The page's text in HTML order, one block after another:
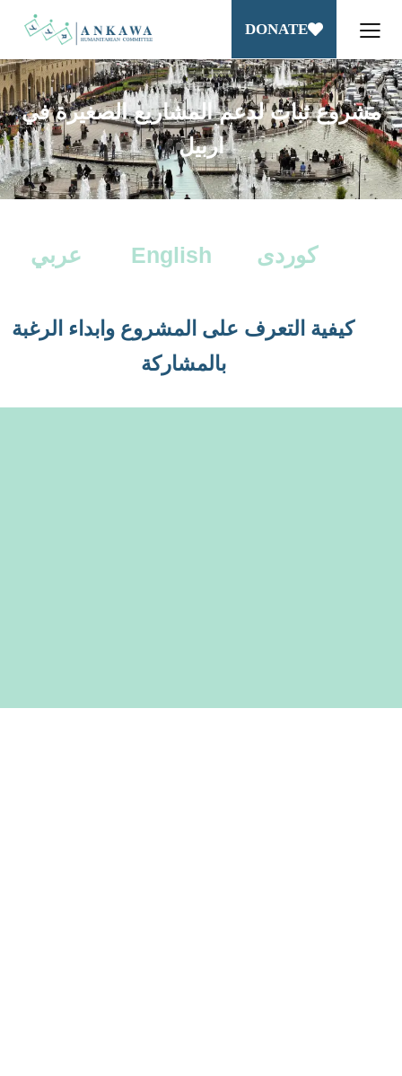
DONATE
مشروع ثبات لدعم المشاريع الصغيرة في
اربيل​
عربي English كوردى
كيفية التعرف على المشروع وابداء الرغبة
بالمشاركة